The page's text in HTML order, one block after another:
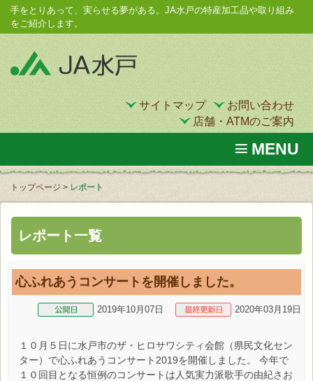
手をとりあって、実らせる夢がある。JA水戸の特産加工品や取り組み
をご紹介します。
お問い合わせ
サイトマップ
店舗・ATMのご案内
MENU
トップページ > レポート
レポート 一覧
心ふれあうコンサートを開催しました。
2019年10月07日 2020年03月19日
１０月５日に水戸市のザ・ヒロサワシティ会館（県民文化セン
ター）で心ふれあうコンサート2019を開催しました。 今年で
１０回目となる恒例のコンサートは人気実力派歌手の由紀さお